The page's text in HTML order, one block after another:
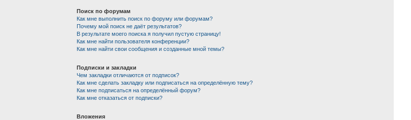
Поиск по форумам
Как мне выполнить поиск по форуму или форумам?
Почему мой поиск не даёт результатов?
В результате моего поиска я получил пустую страницу!
Как мне найти пользователя конференции?
Как мне найти свои сообщения и созданные мной темы?
Подписки и закладки
Чем закладки отличаются от подписок?
Как мне сделать закладку или подписаться на определённую тему?
Как мне подписаться на определённый форум?
Как мне отказаться от подписки?
Вложения